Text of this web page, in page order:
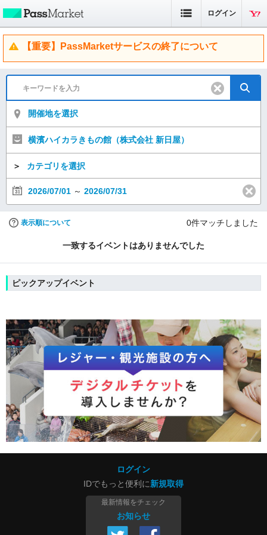
ログイン
【重要】PassMarketサービスの終了について
開催地を選択
横濱ハイカラきもの館（株式会社 新日屋）
＞ カテゴリを選択
2026/07/01 ～ 2026/07/31
表示順について 0件マッチしました
一致するイベントはありませんでした
ピックアップイベント
ログイン
IDでもっと便利に新規取得
最新情報をチェック
お知らせ